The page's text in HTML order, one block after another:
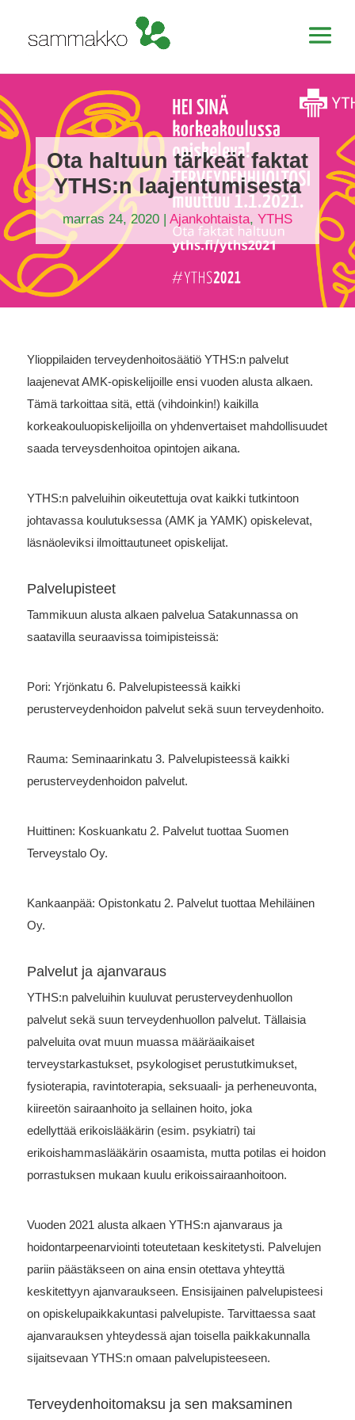
Ota haltuun tärkeät faktat
YTHS:n laajentumisesta
marras 24, 2020| Ajankohtaista, YTHS
Ylioppilaiden terveydenhoitosäätiö YTHS:n palvelut
laajenevat AMK-opiskelijoille ensi vuoden alusta alkaen.
Tämä tarkoittaa sitä, että (vihdoinkin!) kaikilla
korkeakouluopiskelijoilla on yhdenvertaiset mahdollisuudet
saada terveysdenhoitoa opintojen aikana.
YTHS:n palveluihin oikeutettuja ovat kaikki tutkintoon
johtavassa koulutuksessa (AMK ja YAMK) opiskelevat,
läsnäoleviksi ilmoittautuneet opiskelijat.
Palvelupisteet
Tammikuun alusta alkaen palvelua Satakunnassa on
saatavilla seuraavissa toimipisteissä:
Pori: Yrjönkatu 6. Palvelupisteessä kaikki
perusterveydenhoidon palvelut sekä suun terveydenhoito.
Rauma: Seminaarinkatu 3. Palvelupisteessä kaikki
perusterveydenhoidon palvelut.
Huittinen: Koskuankatu 2. Palvelut tuottaa Suomen
Terveystalo Oy.
Kankaanpää: Opistonkatu 2. Palvelut tuottaa Mehiläinen
Oy.
Palvelut ja ajanvaraus
YTHS:n palveluihin kuuluvat perusterveydenhuollon
palvelut sekä suun terveydenhuollon palvelut. Tällaisia
palveluita ovat muun muassa määräaikaiset
terveystarkastukset, psykologiset perustutkimukset,
fysioterapia, ravintoterapia, seksuaali- ja perheneuvonta,
kiireetön sairaanhoito ja sellainen hoito, joka
edellyttää erikoislääkärin (esim. psykiatri) tai
erikoishammaslääkärin osaamista, mutta potilas ei hoidon
porrastuksen mukaan kuulu erikoissairaanhoitoon.
Vuoden 2021 alusta alkaen YTHS:n ajanvaraus ja
hoidontarpeenarviointi toteutetaan keskitetysti. Palvelujen
pariin päästäkseen on aina ensin otettava yhteyttä
keskitettyyn ajanvaraukseen. Ensisijainen palvelupisteesi
on opiskelupaikkakuntasi palvelupiste. Tarvittaessa saat
ajanvarauksen yhteydessä ajan toisella paikkakunnalla
sijaitsevaan YTHS:n omaan palvelupisteeseen.
Terveydenhoitomaksu ja sen maksaminen